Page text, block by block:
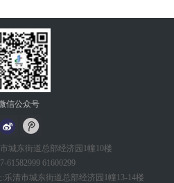
信公众号
城东街道总部经济园1幢10楼
61582999 61600299
清市城东街道总部经济园1幢13-14楼